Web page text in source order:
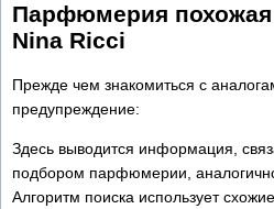
Парфюмерия
Nina Ricci
Прежде чем знакомиться с
предупреждение:
Здесь выводится информация,
подбором парфюмерии,
Алгоритм поиска использует